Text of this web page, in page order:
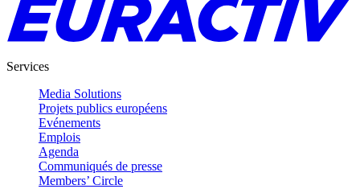
Services
Media Solutions
Projets publics européens
Evénements
Emplois
Agenda
Communiqués de presse
Members’ Circle